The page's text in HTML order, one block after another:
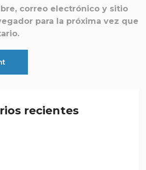
correo electrónico y sitio
para la próxima vez que
recientes